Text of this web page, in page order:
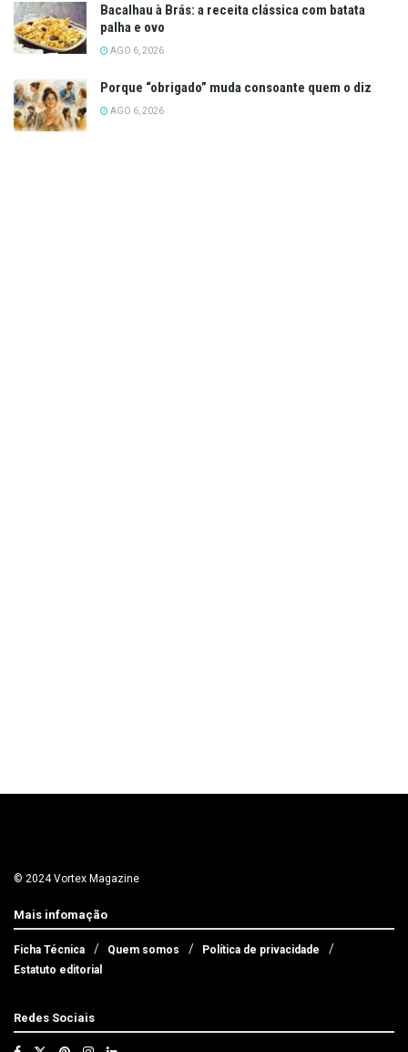
Bacalhau à Brás: a receita clássica com batata
palha e ovo
AGO 6, 2026
Porque “obrigado” muda consoante quem o diz
AGO 6, 2026
© 2024 Vortex Magazine
Mais infomação
Ficha Técnica Quem somos
Política de privacidade
Estatuto editorial
Redes Sociais